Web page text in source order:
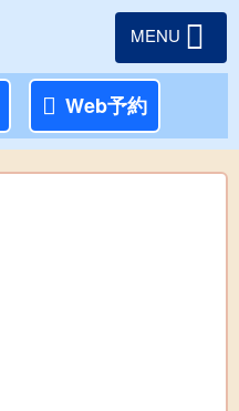
Web予約
MENU